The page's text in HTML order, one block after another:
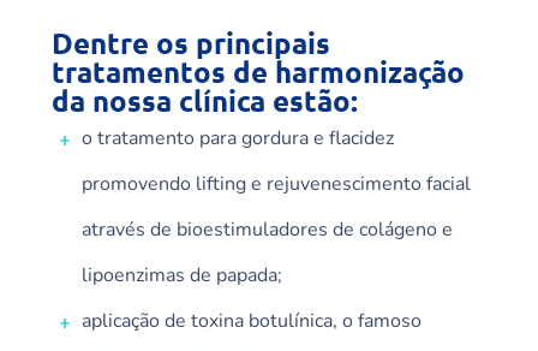
Dentre os principais
tratamentos de harmonização
da nossa clínica estão:
o tratamento para gordura e flacidez
promovendo lifting e rejuvenescimento facial
através de bioestimuladores de colágeno e
lipoenzimas de papada;
aplicação de toxina botulínica, o famoso